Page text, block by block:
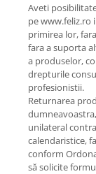
Aveti
pe www.feliz.ro
primirea lor,
fara a suporta
a produselor,
drepturile
profesionistii.
Returnarea
unilateral
calendaristice,
conform
să solicite